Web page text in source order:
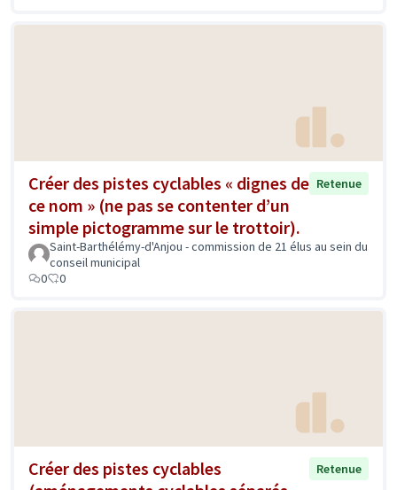
Créer des pistes cyclables « dignes de
ce nom » (ne pas se contenter d’un
simple pictogramme sur le trottoir).
Retenue
Saint-Barthélémy-d'Anjou - commission de 21 élus au sein du
conseil municipal
0
0
Créer des pistes cyclables
Retenue